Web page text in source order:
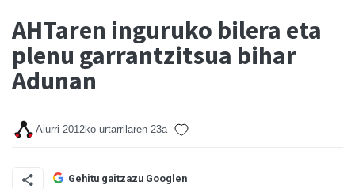
AHTaren inguruko bilera eta
plenu garrantzitsua bihar
Adunan
Aiurri 2012ko urtarrilaren 23a
Gehitu gaitzazu Googlen